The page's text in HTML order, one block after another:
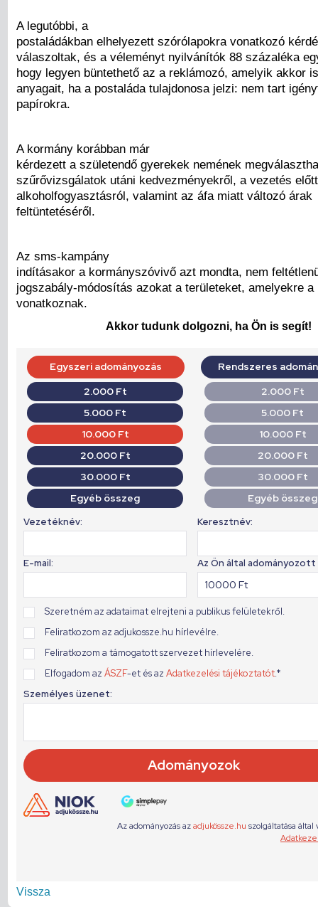
A legutóbbi, a
postaládákban elhelyezett szórólapokra vonatkozó
válaszoltak, és a véleményt nyilvánítók 88 százaléka
hogy legyen büntethető az a reklámozó, amelyik akkor
anyagait, ha a postaláda tulajdonosa jelzi: nem tart
papírokra.
A kormány korábban már
kérdezett a születendő gyerekek nemének
szűrővizsgálatok utáni kedvezményekről, a vezetés
alkoholfogyasztásról, valamint az áfa miatt változó árak
feltüntetéséről.
Az sms-kampány
indításakor a kormányszóvivő azt mondta, nem
jogszabály-módosítás azokat a területeket, amelyekre a
vonatkoznak.
Akkor tudunk dolgozni, ha Ön is segít!
Vissza